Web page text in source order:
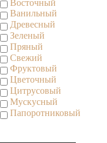
Восточный
Ванильный
Древесный
Зеленый
Пряный
Свежий
Фруктовый
Цветочный
Цитрусовый
Мускусный
Папоротниковый